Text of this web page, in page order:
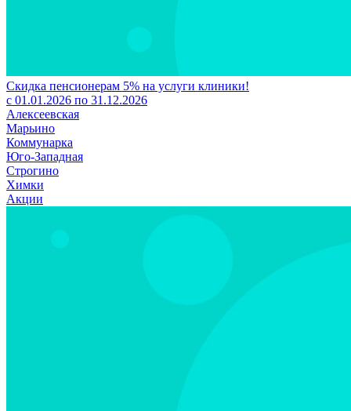
Скидка пенсионерам 5% на услуги клиники!
с 01.01.2026 по 31.12.2026
Алексеевская
Марьино
Коммунарка
Юго-Западная
Строгино
Химки
Акции